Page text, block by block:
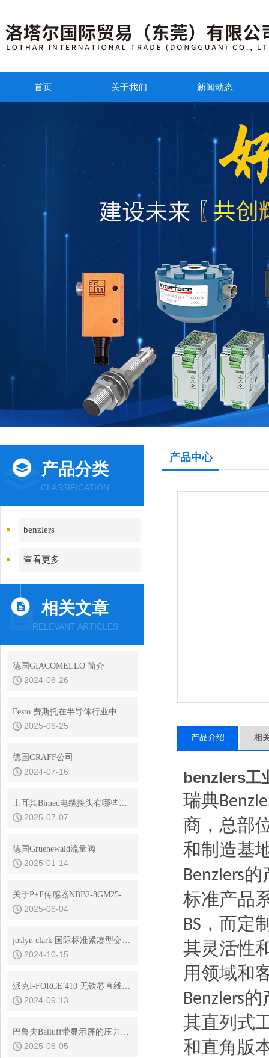
首页 关于我们 新闻动态
产品分类
CLASSIFICATION
benzlers
查看更多
相关文章
RELEVANT ARTICLES
德国GIACOMELLO 简介
2024-06-26
Festo 费斯托在半导体行业中的解决方案
2025-06-25
德国GRAFF公司
2024-07-16
土耳其Bimed电缆接头有哪些是应用在铁路行业的？
2025-07-07
德国Gruenewald流量阀
2025-01-14
​关于P+F传感器NBB2-8GM25-E2-V1的使用和选型
2025-06-04
joslyn clark 国际标准紧凑型交流接触器
2024-10-15
派克I-FORCE 410 无铁芯直线电机
2024-09-13
巴鲁夫Balluff带显示屏的压力传感器数字输入有哪些类型？
2025-06-05
产品中心
产品介绍 相
benzlers工
瑞典
商， 总部
和制造基
Benzlers的
标准产品
BS ， 而定
其灵活性
用领域和
Benzlers的
其直列式
和直角版